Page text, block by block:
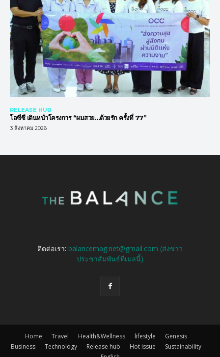
RELEASE HUB
โอซีซี เดินหน้าโครงการ “ผมสวย…ด้วยรัก ครั้งที่ 77”
3 สิงหาคม 2026
ติดต่อเรา: balancemag.net@gmail.com (ส่งข่าว
ประชาสัมพันธ์ที่เมลนี้)
Home Travel Health&Wellness lifestyle
Genesis
Business
Technology Release hub Hot Issue
Sustainability